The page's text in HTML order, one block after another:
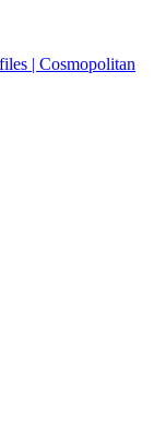
| Cosmopolitan